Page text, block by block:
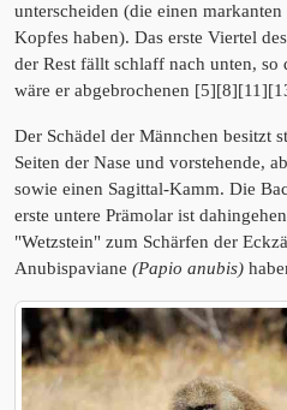
unterscheiden (die einen
Kopfes haben). Das erste Viertel
der Rest fällt schlaff nach unten, so
wäre er abgebrochenen
Der Schädel der Männchen besitzt
Seiten der Nase und vorstehende,
sowie einen Sagittal-Kamm. Die
erste untere Prämolar ist
"Wetzstein" zum Schärfen der
Anubispaviane (Papio anubis)